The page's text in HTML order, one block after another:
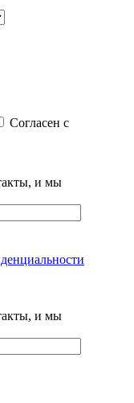
Согласен с
и мы
и мы